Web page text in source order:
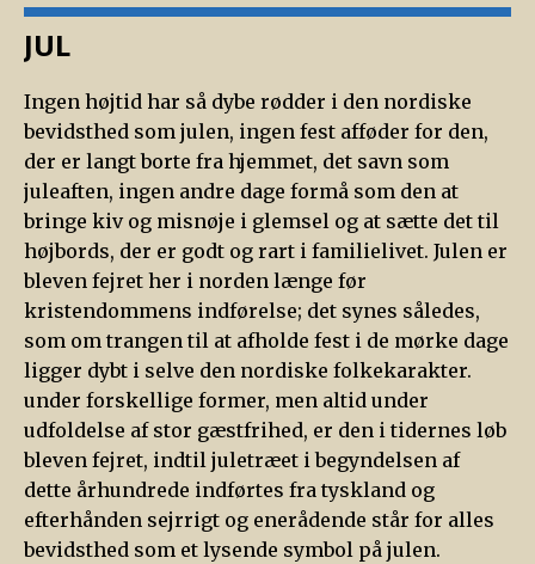
JUL
Ingen højtid har så dybe rødder i den nordiske
bevidsthed som julen, ingen fest afføder for den,
der er langt borte fra hjemmet, det savn som
juleaften, ingen andre dage formå som den at
bringe kiv og misnøje i glemsel og at sætte det til
højbords, der er godt og rart i familielivet. Julen er
bleven fejret her i norden længe før
kristendommens indførelse; det synes således,
som om trangen til at afholde fest i de mørke dage
ligger dybt i selve den nordiske folkekarakter.
under forskellige former, men altid under
udfoldelse af stor gæstfrihed, er den i tidernes løb
bleven fejret, indtil juletræet i begyndelsen af
dette århundrede indførtes fra tyskland og
efterhånden sejrrigt og enerådende står for alles
bevidsthed som et lysende symbol på julen.